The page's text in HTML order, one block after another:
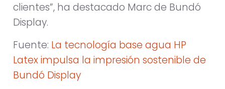
clientes”, ha destacado Marc de Bundó
Display.
Fuente: La tecnología base agua HP
Latex impulsa la impresión sostenible de
Bundó Display